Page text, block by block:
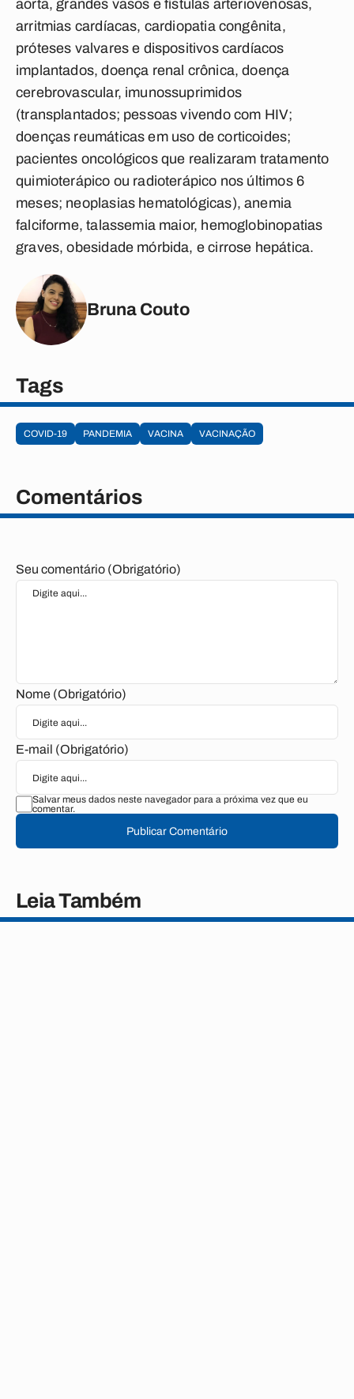
aorta, grandes vasos e fístulas arteriovenosas,
arritmias cardíacas, cardiopatia congênita,
próteses valvares e dispositivos cardíacos
implantados, doença renal crônica, doença
cerebrovascular, imunossuprimidos
(transplantados; pessoas vivendo com HIV;
doenças reumáticas em uso de corticoides;
pacientes oncológicos que realizaram tratamento
quimioterápico ou radioterápico nos últimos 6
meses; neoplasias hematológicas), anemia
falciforme, talassemia maior, hemoglobinopatias
graves, obesidade mórbida, e cirrose hepática.
Bruna Couto
Tags
COVID-19 PANDEMIA VACINA VACINAÇÃO
Comentários
Seu comentário (Obrigatório)
Nome (Obrigatório)
E-mail (Obrigatório)
Salvar meus dados neste navegador para a próxima vez que eu
comentar.
Publicar Comentário
Leia Também